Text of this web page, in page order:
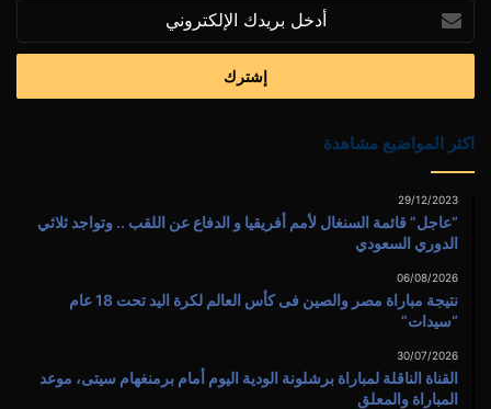
بريدك
الإلكتروني
اكثر المواضيع مشاهدة
29/12/2023
“عاجل” قائمة السنغال لأمم أفريقيا و الدفاع عن اللقب .. وتواجد ثلاثي
الدوري السعودي
06/08/2026
نتيجة مباراة مصر والصين فى كأس العالم لكرة اليد تحت 18 عام
“سيدات”
30/07/2026
القناة الناقلة لمباراة برشلونة الودية اليوم أمام برمنغهام سيتى، موعد
المباراة والمعلق